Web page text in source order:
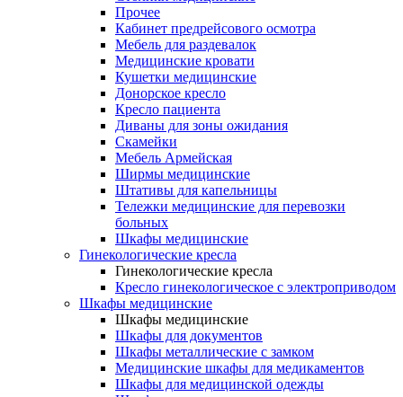
Прочее
Кабинет предрейсового осмотра
Мебель для раздевалок
Медицинские кровати
Кушетки медицинские
Донорское кресло
Кресло пациента
Диваны для зоны ожидания
Скамейки
Мебель Армейская
Ширмы медицинские
Штативы для капельницы
Тележки медицинские для перевозки
больных
Шкафы медицинские
Гинекологические кресла
Гинекологические кресла
Кресло гинекологическое с электроприводом
Шкафы медицинские
Шкафы медицинские
Шкафы для документов
Шкафы металлические с замком
Медицинские шкафы для медикаментов
Шкафы для медицинской одежды